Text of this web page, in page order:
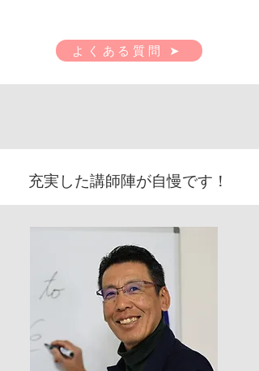
よくある質問 ➤
充実した講師陣が自慢です！